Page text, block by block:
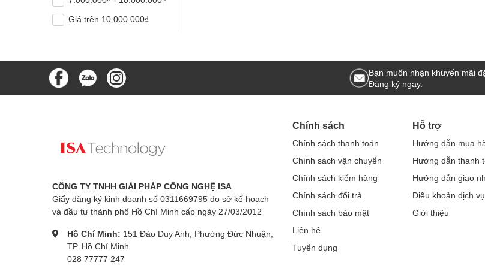
Giá trên 10.000.000₫
Bạn muốn nhận khuyến mãi
Đăng ký ngay.
CÔNG TY TNHH GIẢI PHÁP CÔNG NGHỆ ISA
Giấy đăng ký kinh doanh số 0311669795 do sở kế hoạch
và đầu tư thành phố Hồ Chí Minh cấp ngày 27/03/2012
Hồ Chí Minh: 151 Đào Duy Anh, Phường Đức Nhuận,
TP. Hồ Chí Minh
028 77777 247
Chính sách
Chính sách thanh toán
Chính sách vận chuyển
Chính sách kiểm hàng
Chính sách đổi trả
Chính sách bảo mật
Liên hệ
Tuyển dụng
Hỗ trợ
Hướng dẫn mua
Hướng dẫn thanh
Hướng dẫn giao
Điều khoản dịch vụ
Giới thiệu